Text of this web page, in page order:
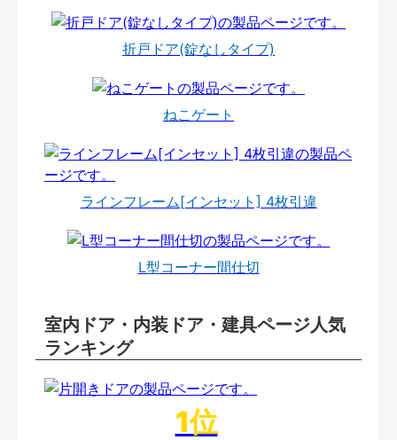
折戸ドア(錠なしタイプ)
ねこゲート
ラインフレーム[インセット] 4枚引違
L型コーナー間仕切
室内ドア・内装ドア・建具ページ人気
ランキング